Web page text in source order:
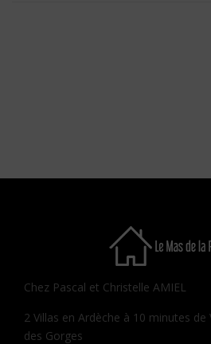
Chez Pascal et Christelle AMIEL
2 Villas en Ardèche à 10 minutes
des Gorges